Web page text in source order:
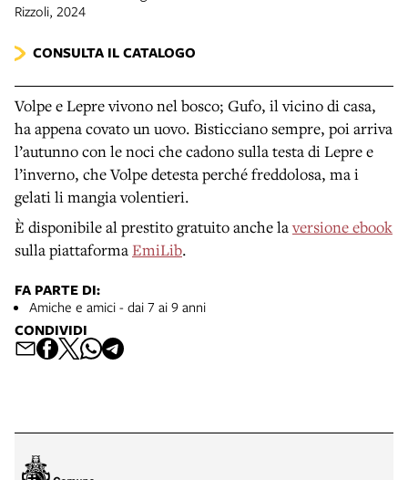
Rizzoli, 2024
CONSULTA IL CATALOGO
Volpe e Lepre vivono nel bosco; Gufo, il vicino di casa,
ha appena covato un uovo. Bisticciano sempre, poi arriva
l’autunno con le noci che cadono sulla testa di Lepre e
l’inverno, che Volpe detesta perché freddolosa, ma i
gelati li mangia volentieri.
È disponibile al prestito gratuito anche laversione ebook
sulla piattaformaEmiLib.
FA PARTE DI:
Amiche e amici - dai 7 ai 9 anni
CONDIVIDI